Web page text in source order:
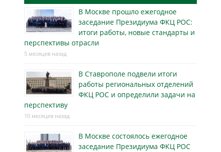
В Москве прошло ежегодное
заседание Президиума ФКЦ РОС:
итоги работы, новые стандарты и
перспективы отрасли
5 месяцев назад
В Ставрополе подвели итоги
работы региональных отделений
ФКЦ РОС и определили задачи на
перспективу
10 месяцев назад
В Москве состоялось ежегодное
заседание Президиума ФКЦ РОС